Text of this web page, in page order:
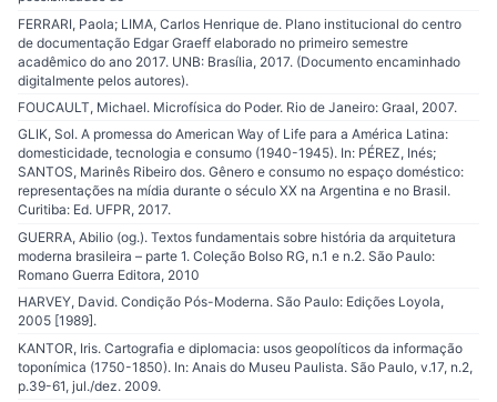
FERRARI, Paola; LIMA, Carlos Henrique de. Plano institucional do centro
de documentação Edgar Graeff elaborado no primeiro semestre
acadêmico do ano 2017. UNB: Brasília, 2017. (Documento encaminhado
digitalmente pelos autores).
FOUCAULT, Michael. Microfísica do Poder. Rio de Janeiro: Graal, 2007.
GLIK, Sol. A promessa do American Way of Life para a América Latina:
domesticidade, tecnologia e consumo (1940-1945). In: PÉREZ, Inés;
SANTOS, Marinês Ribeiro dos. Gênero e consumo no espaço doméstico:
representações na mídia durante o século XX na Argentina e no Brasil.
Curitiba: Ed. UFPR, 2017.
GUERRA, Abilio (og.). Textos fundamentais sobre história da arquitetura
moderna brasileira – parte 1. Coleção Bolso RG, n.1 e n.2. São Paulo:
Romano Guerra Editora, 2010
HARVEY, David. Condição Pós-Moderna. São Paulo: Edições Loyola,
2005 [1989].
KANTOR, Iris. Cartografia e diplomacia: usos geopolíticos da informação
toponímica (1750-1850). In: Anais do Museu Paulista. São Paulo, v.17, n.2,
p.39-61, jul./dez. 2009.